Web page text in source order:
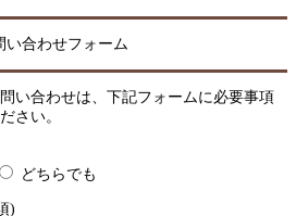
い合わせフォーム
い合わせは、下記フォームに必要事項
さい。
どちらでも
)